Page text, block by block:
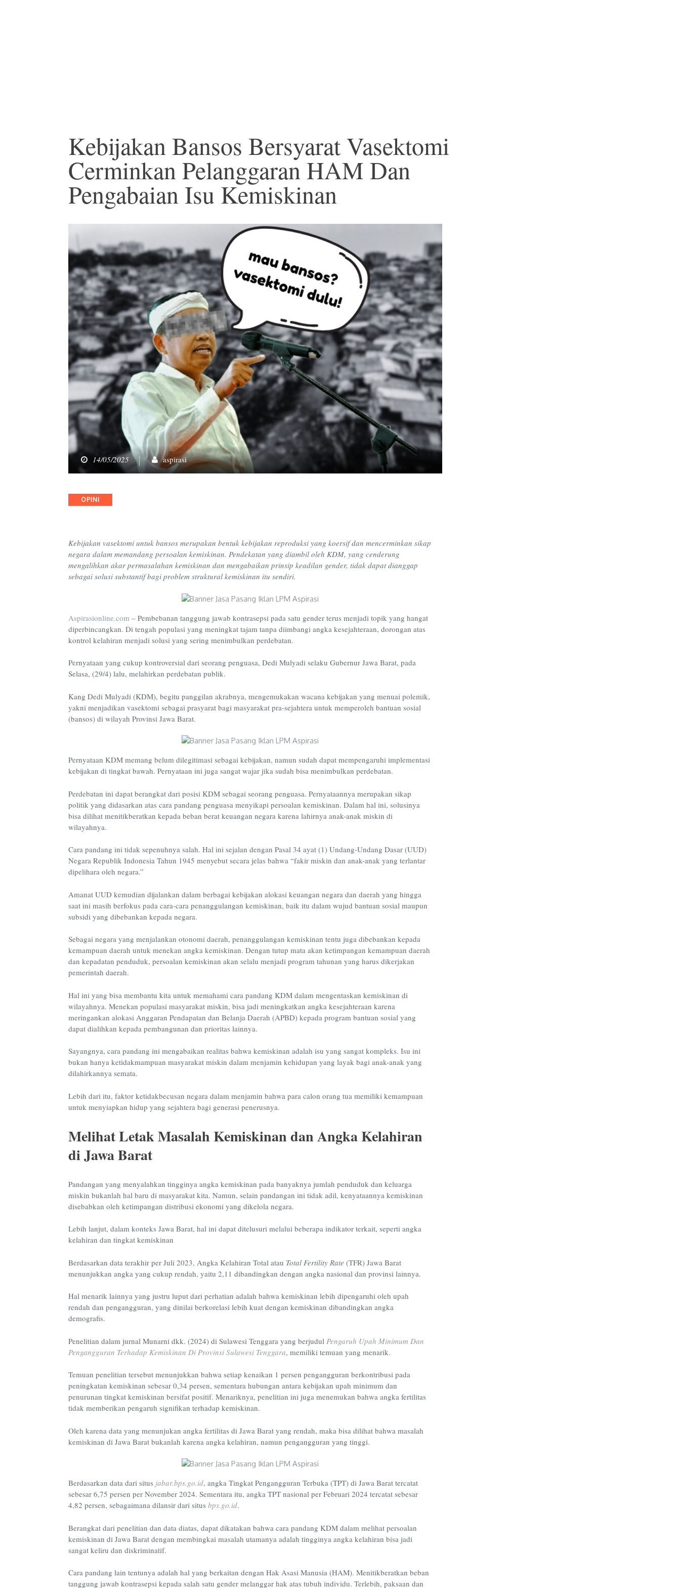
Kebijakan Bansos Bersyarat Vasektomi
Cerminkan Pelanggaran HAM Dan
Pengabaian Isu Kemiskinan
14/05/2025 aspirasi
Categories
OPINI
Kebijakan vasektomi untuk bansos merupakan bentuk kebijakan reproduksi yang koersif dan mencerminkan sikap
negara dalam memandang persoalan kemiskinan. Pendekatan yang diambil oleh KDM, yang cenderung
mengalihkan akar permasalahan kemiskinan dan mengabaikan prinsip keadilan gender, tidak dapat dianggap
sebagai solusi substantif bagi problem struktural kemiskinan itu sendiri.
Aspirasionline.com – Pembebanan tanggung jawab kontrasepsi pada satu gender terus menjadi topik yang hangat
diperbincangkan. Di tengah populasi yang meningkat tajam tanpa diimbangi angka kesejahteraan, dorongan atas
kontrol kelahiran menjadi solusi yang sering menimbulkan perdebatan.
Pernyataan yang cukup kontroversial dari seorang penguasa, Dedi Mulyadi selaku Gubernur Jawa Barat, pada
Selasa, (29/4) lalu, melahirkan perdebatan publik.
Kang Dedi Mulyadi (KDM), begitu panggilan akrabnya, mengemukakan wacana kebijakan yang menuai polemik,
yakni menjadikan vasektomi sebagai prasyarat bagi masyarakat pra-sejahtera untuk memperoleh bantuan sosial
(bansos) di wilayah Provinsi Jawa Barat.
Pernyataan KDM memang belum dilegitimasi sebagai kebijakan, namun sudah dapat mempengaruhi implementasi
kebijakan di tingkat bawah. Pernyataan ini juga sangat wajar jika sudah bisa menimbulkan perdebatan.
Perdebatan ini dapat berangkat dari posisi KDM sebagai seorang penguasa. Pernyataannya merupakan sikap
politik yang didasarkan atas cara pandang penguasa menyikapi persoalan kemiskinan. Dalam hal ini, solusinya
bisa dilihat menitikberatkan kepada beban berat keuangan negara karena lahirnya anak-anak miskin di
wilayahnya.
Cara pandang ini tidak sepenuhnya salah. Hal ini sejalan dengan Pasal 34 ayat (1) Undang-Undang Dasar (UUD)
Negara Republik Indonesia Tahun 1945 menyebut secara jelas bahwa “fakir miskin dan anak-anak yang terlantar
dipelihara oleh negara.”
Amanat UUD kemudian dijalankan dalam berbagai kebijakan alokasi keuangan negara dan daerah yang hingga
saat ini masih berfokus pada cara-cara penanggulangan kemiskinan, baik itu dalam wujud bantuan sosial maupun
subsidi yang dibebankan kepada negara.
Sebagai negara yang menjalankan otonomi daerah, penanggulangan kemiskinan tentu juga dibebankan kepada
kemampuan daerah untuk menekan angka kemiskinan. Dengan tutup mata akan ketimpangan kemampuan daerah
dan kepadatan penduduk, persoalan kemiskinan akan selalu menjadi program tahunan yang harus dikerjakan
pemerintah daerah.
Hal ini yang bisa membantu kita untuk memahami cara pandang KDM dalam mengentaskan kemiskinan di
wilayahnya. Menekan populasi masyarakat miskin, bisa jadi meningkatkan angka kesejahteraan karena
meringankan alokasi Anggaran Pendapatan dan Belanja Daerah (APBD) kepada program bantuan sosial yang
dapat dialihkan kepada pembangunan dan prioritas lainnya.
Sayangnya, cara pandang ini mengabaikan realitas bahwa kemiskinan adalah isu yang sangat kompleks. Isu ini
bukan hanya ketidakmampuan masyarakat miskin dalam menjamin kehidupan yang layak bagi anak-anak yang
dilahirkannya semata.
Lebih dari itu, faktor ketidakbecusan negara dalam menjamin bahwa para calon orang tua memiliki kemampuan
untuk menyiapkan hidup yang sejahtera bagi generasi penerusnya.
Melihat Letak Masalah Kemiskinan dan Angka Kelahiran
di Jawa Barat
Pandangan yang menyalahkan tingginya angka kemiskinan pada banyaknya jumlah penduduk dan keluarga
miskin bukanlah hal baru di masyarakat kita. Namun, selain pandangan ini tidak adil, kenyataannya kemiskinan
disebabkan oleh ketimpangan distribusi ekonomi yang dikelola negara.
Lebih lanjut, dalam konteks Jawa Barat, hal ini dapat ditelusuri melalui beberapa indikator terkait, seperti angka
kelahiran dan tingkat kemiskinan
Berdasarkan data terakhir per Juli 2023, Angka Kelahiran Total atau Total Fertility Rate (TFR) Jawa Barat
menunjukkan angka yang cukup rendah, yaitu 2,11 dibandingkan dengan angka nasional dan provinsi lainnya.
Hal menarik lainnya yang justru luput dari perhatian adalah bahwa kemiskinan lebih dipengaruhi oleh upah
rendah dan pengangguran, yang dinilai berkorelasi lebih kuat dengan kemiskinan dibandingkan angka
demografis.
Penelitian dalam jurnal Munarni dkk. (2024) di Sulawesi Tenggara yang berjudul Pengaruh Upah Minimum Dan
Pengangguran Terhadap Kemiskinan Di Provinsi Sulawesi Tenggara, memiliki temuan yang menarik.
Temuan penelitian tersebut menunjukkan bahwa setiap kenaikan 1 persen pengangguran berkontribusi pada
peningkatan kemiskinan sebesar 0,34 persen, sementara hubungan antara kebijakan upah minimum dan
penurunan tingkat kemiskinan bersifat positif. Menariknya, penelitian ini juga menemukan bahwa angka fertilitas
tidak memberikan pengaruh signifikan terhadap kemiskinan.
Oleh karena data yang menunjukan angka fertilitas di Jawa Barat yang rendah, maka bisa dilihat bahwa masalah
kemiskinan di Jawa Barat bukanlah karena angka kelahiran, namun pengangguran yang tinggi.
Berdasarkan data dari situs jabar.bps.go.id, angka Tingkat Pengangguran Terbuka (TPT) di Jawa Barat tercatat
sebesar 6,75 persen per November 2024. Sementara itu, angka TPT nasional per Februari 2024 tercatat sebesar
4,82 persen, sebagaimana dilansir dari situs bps.go.id.
Berangkat dari penelitian dan data diatas, dapat dikatakan bahwa cara pandang KDM dalam melihat persoalan
kemiskinan di Jawa Barat dengan membingkai masalah utamanya adalah tingginya angka kelahiran bisa jadi
sangat keliru dan diskriminatif.
Cara pandang lain tentunya adalah hal yang berkaitan dengan Hak Asasi Manusia (HAM). Menitikberatkan beban
tanggung jawab kontrasepsi kepada salah satu gender melanggar hak atas tubuh individu. Terlebih, paksaan dan